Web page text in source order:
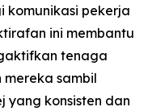
komunikasi pekerja
ini membantu
tenaga
sambil
yang konsisten dan